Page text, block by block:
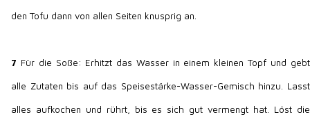
den Tofu dann von allen Seiten knusprig an.
7 Für die Soße: Erhitzt das Wasser in einem kleinen Topf und gebt
alle Zutaten bis auf das Speisestärke-Wasser-Gemisch hinzu. Lasst
alles aufkochen und rührt, bis es sich gut vermengt hat. Löst die